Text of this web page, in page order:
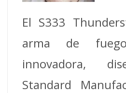
El S333
arma de
innovadora,
Standard